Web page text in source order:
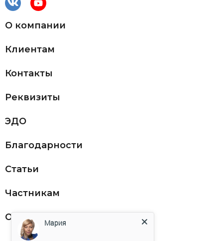
О компании
Клиентам
Контакты
Реквизиты
ЭДО
Благодарности
Статьи
Частникам
Оферта
Мария